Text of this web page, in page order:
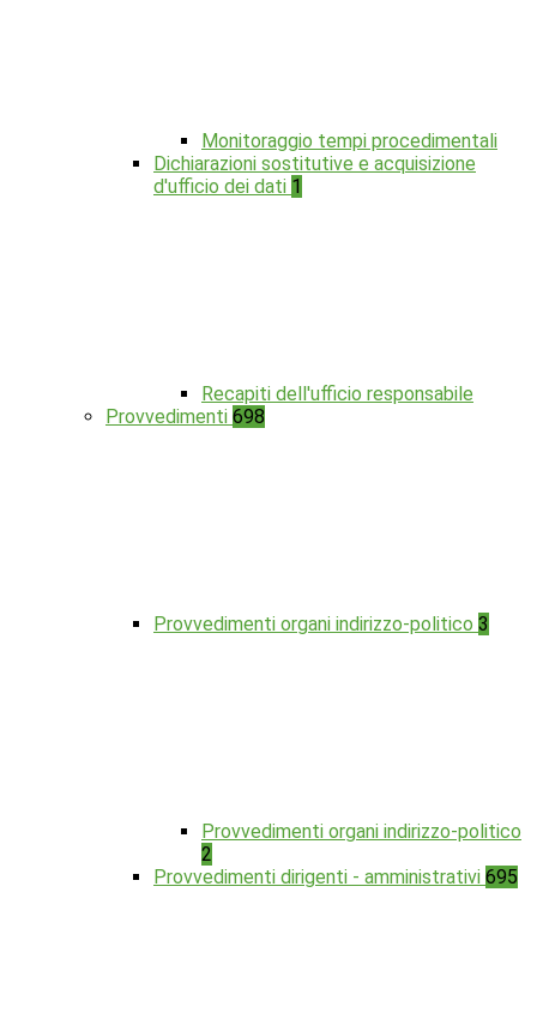
Monitoraggio tempi procedimentali
Dichiarazioni sostitutive e acquisizione
d'ufficio dei dati 1
Recapiti dell'ufficio responsabile
Provvedimenti 698
Provvedimenti organi indirizzo-politico 3
Provvedimenti organi indirizzo-politico
2
Provvedimenti dirigenti - amministrativi 695